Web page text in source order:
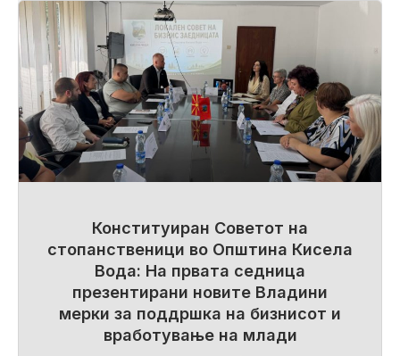
Конституиран Советот на
стопанственици во Општина Кисела
Вода: На првата седница
презентирани новите Владини
мерки за поддршка на бизнисот и
вработување на млади